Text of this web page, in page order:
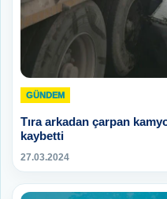
GÜNDEM
Tıra arkadan çarpan
kaybetti
27.03.2024